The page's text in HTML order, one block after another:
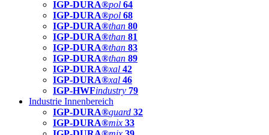
IGP-DURA®pol 64
IGP-DURA®pol 68
IGP-DURA®than 80
IGP-DURA®than 81
IGP-DURA®than 83
IGP-DURA®than 89
IGP-DURA®xal 42
IGP-DURA®xal 46
IGP-HWFindustry 79
Industrie Innenbereich
IGP-DURA®guard 32
IGP-DURA®mix 33